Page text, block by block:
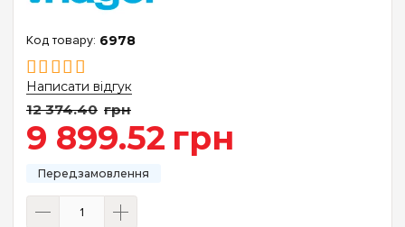
6978
Написати відгук
12 374.40 грн
9 899.52 грн